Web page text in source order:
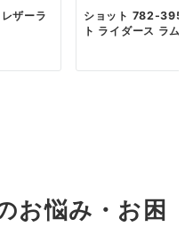
ザーラ
ショット 782-
ト ライダース ラム
お悩み・お困